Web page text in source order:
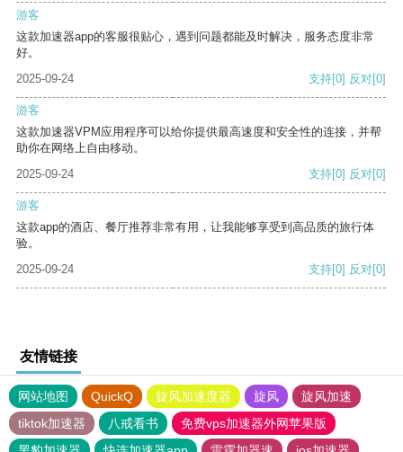
游客
这款加速器app的客服很贴心，遇到问题都能及时解决，服务态度非常
好。
2025-09-24
支持[0] 反对[0]
游客
这款加速器VPM应用程序可以给你提供最高速度和安全性的连接，并帮
助你在网络上自由移动。
2025-09-24
支持[0] 反对[0]
游客
这款app的酒店、餐厅推荐非常有用，让我能够享受到高品质的旅行体
验。
2025-09-24
支持[0] 反对[0]
友情链接
网站地图 QuickQ 旋风加速度器 旋风
旋风加速
tiktok加速器
八戒看书
免费vps加速器外网苹果版